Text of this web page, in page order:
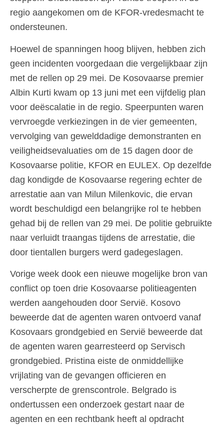
regio aangekomen om de KFOR-vredesmacht te
ondersteunen.
Hoewel de spanningen hoog blijven, hebben zich
geen incidenten voorgedaan die vergelijkbaar zijn
met de rellen op 29 mei. De Kosovaarse premier
Albin Kurti kwam op 13 juni met een vijfdelig plan
voor deëscalatie in de regio. Speerpunten waren
vervroegde verkiezingen in de vier gemeenten,
vervolging van gewelddadige demonstranten en
veiligheidsevaluaties om de 15 dagen door de
Kosovaarse politie, KFOR en EULEX. Op dezelfde
dag kondigde de Kosovaarse regering echter de
arrestatie aan van Milun Milenkovic, die ervan
wordt beschuldigd een belangrijke rol te hebben
gehad bij de rellen van 29 mei. De politie gebruikte
naar verluidt traangas tijdens de arrestatie, die
door tientallen burgers werd gadegeslagen.
Vorige week dook een nieuwe mogelijke bron van
conflict op toen drie Kosovaarse politieagenten
werden aangehouden door Servië. Kosovo
beweerde dat de agenten waren ontvoerd vanaf
Kosovaars grondgebied en Servië beweerde dat
de agenten waren gearresteerd op Servisch
grondgebied. Pristina eiste de onmiddellijke
vrijlating van de gevangen officieren en
verscherpte de grenscontrole. Belgrado is
ondertussen een onderzoek gestart naar de
agenten en een rechtbank heeft al opdracht